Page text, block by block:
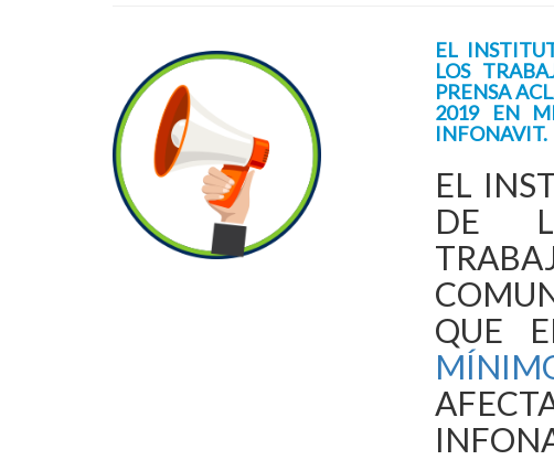
EL
LOS
PRENSA
2019 EN
INFONAVIT.
EL
DE
QUE